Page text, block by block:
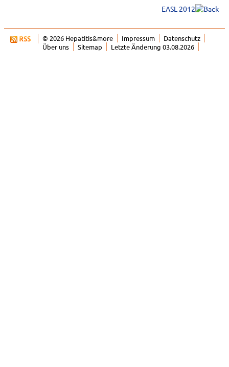
EASL 2012
© 2026 Hepatitis&more Impressum
Datenschutz
Über uns
Sitemap Letzte Änderung 03.08.2026